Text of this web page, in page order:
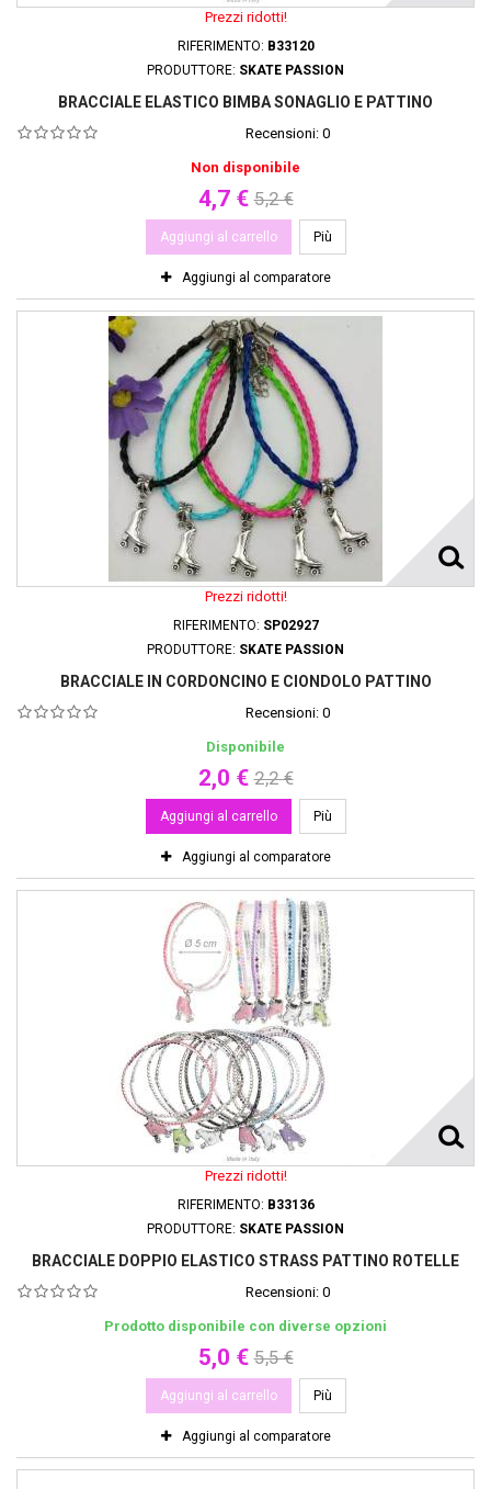
Prezzi ridotti!
RIFERIMENTO: B33120
PRODUTTORE: SKATE PASSION
BRACCIALE ELASTICO BIMBA SONAGLIO E PATTINO
Recensioni: 0
Non disponibile
4,7 € 5,2 €
Aggiungi al carrello Più
Aggiungi al comparatore
Prezzi ridotti!
RIFERIMENTO: SP02927
PRODUTTORE: SKATE PASSION
BRACCIALE IN CORDONCINO E CIONDOLO PATTINO
Recensioni: 0
Disponibile
2,0 € 2,2 €
Aggiungi al carrello Più
Aggiungi al comparatore
Prezzi ridotti!
RIFERIMENTO: B33136
PRODUTTORE: SKATE PASSION
BRACCIALE DOPPIO ELASTICO STRASS PATTINO ROTELLE
Recensioni: 0
Prodotto disponibile con diverse opzioni
5,0 € 5,5 €
Aggiungi al carrello Più
Aggiungi al comparatore